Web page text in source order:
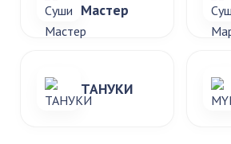
Мастер
ТАНУКИ